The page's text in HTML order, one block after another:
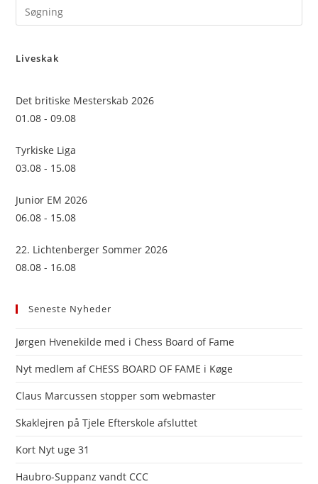
Liveskak
Det britiske Mesterskab 2026
01.08 - 09.08
Tyrkiske Liga
03.08 - 15.08
Junior EM 2026
06.08 - 15.08
22. Lichtenberger Sommer 2026
08.08 - 16.08
Seneste Nyheder
Jørgen Hvenekilde med i Chess Board of Fame
Nyt medlem af CHESS BOARD OF FAME i Køge
Claus Marcussen stopper som webmaster
Skaklejren på Tjele Efterskole afsluttet
Kort Nyt uge 31
Haubro-Suppanz vandt CCC